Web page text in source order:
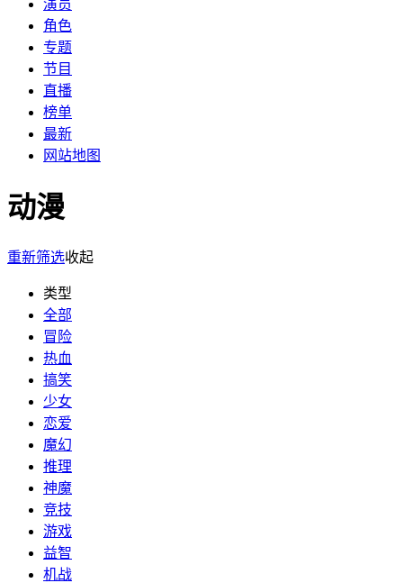
演员
角色
专题
节目
直播
榜单
最新
网站地图
动漫
重新筛选收起
类型
全部
冒险
热血
搞笑
少女
恋爱
魔幻
推理
神魔
竞技
游戏
益智
机战